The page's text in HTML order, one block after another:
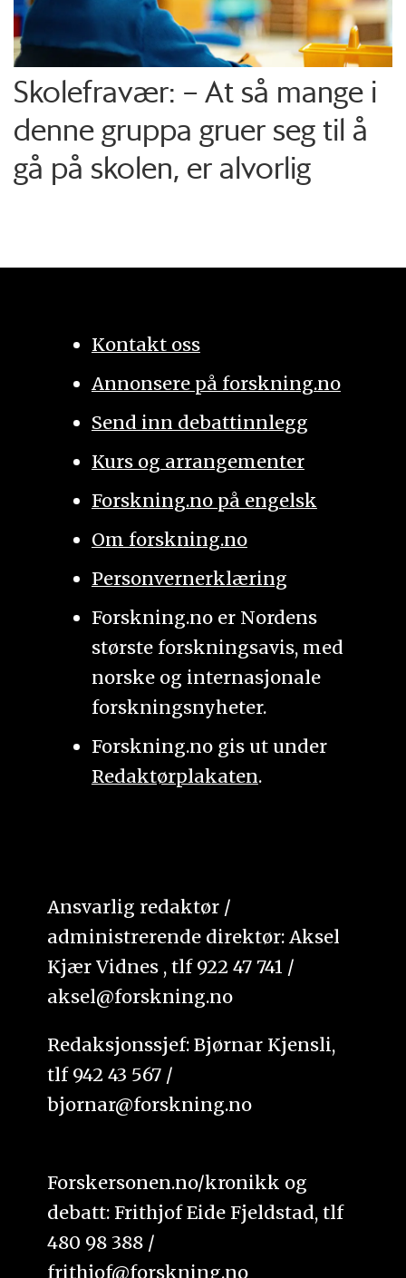
Skolefravær: – At så mange i
denne gruppa gruer seg til å
gå på skolen, er alvorlig
Kontakt oss
Annonsere på forskning.no
Send inn debattinnlegg
Kurs og arrangementer
Forskning.no på engelsk
Om forskning.no
Personvernerklæring
Forskning.no er Nordens
største forskningsavis, med
norske og internasjonale
forskningsnyheter.
Forskning.no gis ut under
Redaktørplakaten.
Ansvarlig redaktør /
administrerende direktør: Aksel
Kjær Vidnes , tlf 922 47 741 /
aksel@forskning.no
Redaksjonssjef: Bjørnar Kjensli,
tlf 942 43 567 /
bjornar@forskning.no
Forskersonen.no/kronikk og
debatt: Frithjof Eide Fjeldstad, tlf
480 98 388 /
frithjof@forskning.no